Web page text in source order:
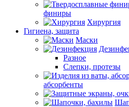
финиры
Хирургия
Гигиена, защита
Маски
Разное
Слепки, протезы
абсорбенты